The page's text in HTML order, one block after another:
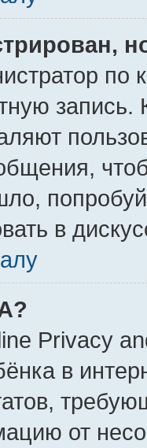
по
запись.
в
Privacy
в
от